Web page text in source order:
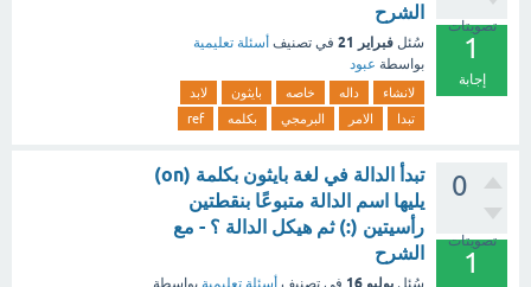
تصويتات
1
إجابة
الشرح
سُئل فبراير 21 في تصنيف أسئلة تعليمية
بواسطة عبود
لانشاء داله خاصه بايثون
لابد
تبدا
الامر البرمجي بكلمه ref
0
تصويتات
1
تبدأ الدالة في لغة بايثون بكلمة (on)
يليها اسم الدالة متبوعًا بنقطتين
رأسيتين (:) ثم هيكل الدالة ؟ - مع
الشرح
سُئل يوليو 16 في تصنيف أسئلة تعليمية بواسطة